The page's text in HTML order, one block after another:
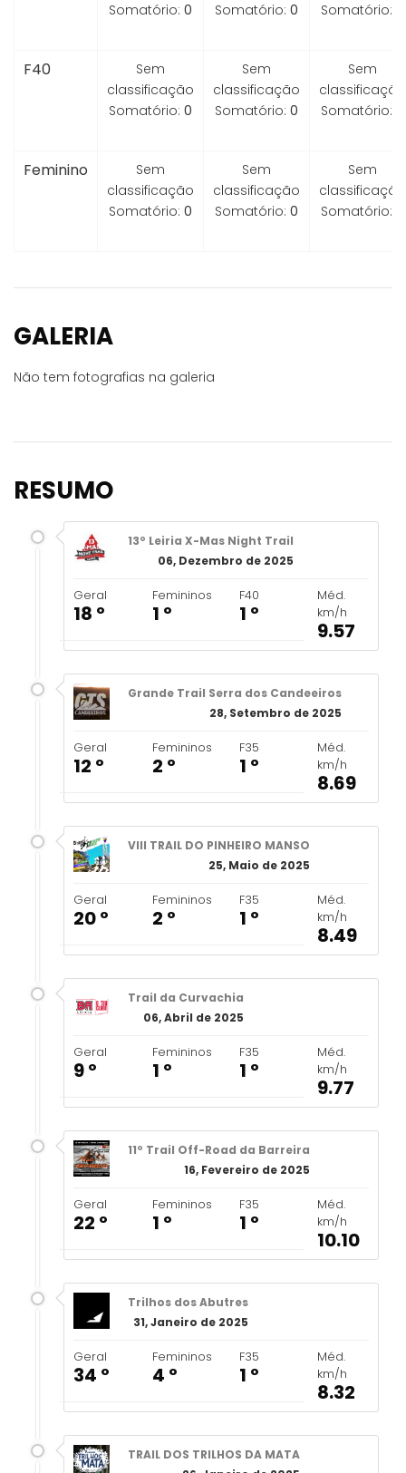
Somatório: 0
Somatório: 0
Somatório:
F40
Sem
classificação
Somatório: 0
Sem
classificação
Somatório: 0
Sem
classificação
Somatório:
Feminino
Sem
classificação
Somatório: 0
Sem
classificação
Somatório: 0
Sem
classificação
Somatório:
GALERIA
Não tem fotografias na galeria
RESUMO
13º Leiria X-Mas Night Trail
06, Dezembro de 2025
Geral
18 º
Femininos
1 º
F40
1 º
Méd.
km/h
9.57
Grande Trail Serra dos Candeeiros
28, Setembro de 2025
Geral
12 º
Femininos
2 º
F35
1 º
Méd.
km/h
8.69
VIII TRAIL DO PINHEIRO MANSO
25, Maio de 2025
Geral
20 º
Femininos
2 º
F35
1 º
Méd.
km/h
8.49
Trail da Curvachia
06, Abril de 2025
Geral
9 º
Femininos
1 º
F35
1 º
Méd.
km/h
9.77
11º Trail Off-Road da Barreira
16, Fevereiro de 2025
Geral
22 º
Femininos
1 º
F35
1 º
Méd.
km/h
10.10
Trilhos dos Abutres
31, Janeiro de 2025
Geral
34 º
Femininos
4 º
F35
1 º
Méd.
km/h
8.32
TRAIL DOS TRILHOS DA MATA